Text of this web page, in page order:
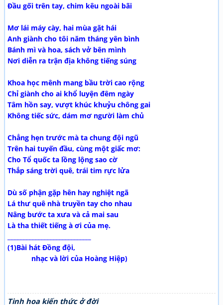
Đầu gối trên tay, chim kêu ngoài bãi
Mơ lái máy cày, hai mùa gặt hái
Anh giành cho tôi năm tháng yên bình
Bánh mì và hoa, sách vở bên mình
Nơi diễn ra trận địa không tiếng súng
Khoa học mênh mang bầu trời cao rộng
Chỉ giành cho ai khổ luyện đêm ngày
Tâm hồn say, vượt khúc khuỷu chông gai
Không tiếc sức, dám mơ người làm chủ
Chẳng hẹn trước mà ta chung đội ngũ
Trên hai tuyến đầu, cùng một giấc mơ:
Cho Tổ quốc ta lồng lộng sao cờ
Thắp sáng trời quê, trái tim rực lửa
Dù số phận gặp hên hay nghiệt ngã
Lá thư quê nhà truyền tay cho nhau
Nâng bước ta xưa và cả mai sau
Là tha thiết tiếng à ơi của mẹ.
(1)Bài hát Đồng đội,
nhạc và lời của Hoàng Hiệp)
Tinh hoa kiến thức ở đời